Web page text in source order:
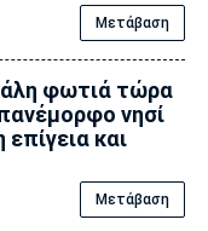
Μετάβαση
φωτιά τώρα
νησί
και
Μετάβαση